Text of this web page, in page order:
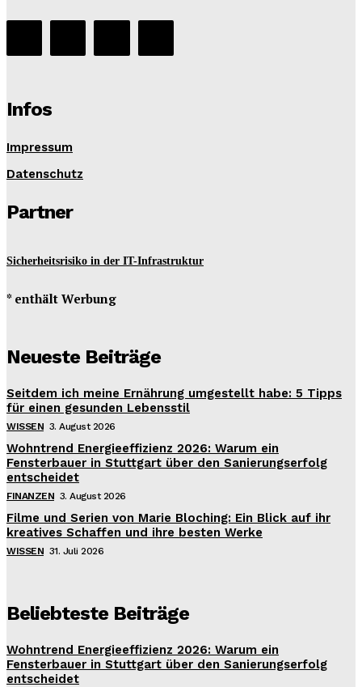
Infos
Impressum
Datenschutz
Partner
Sicherheitsrisiko in der IT-Infrastruktur
* enthält Werbung
Neueste Beiträge
Seitdem ich meine Ernährung umgestellt habe: 5 Tipps
für einen gesunden Lebensstil
WISSEN 3. August 2026
Wohntrend Energieeffizienz 2026: Warum ein
Fensterbauer in Stuttgart über den Sanierungserfolg
entscheidet
FINANZEN 3. August 2026
Filme und Serien von Marie Bloching: Ein Blick auf ihr
kreatives Schaffen und ihre besten Werke
WISSEN 31. Juli 2026
Beliebteste Beiträge
Wohntrend Energieeffizienz 2026: Warum ein
Fensterbauer in Stuttgart über den Sanierungserfolg
entscheidet